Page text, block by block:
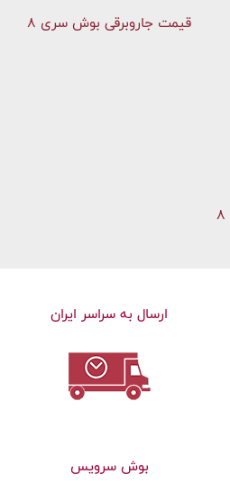
قیمت جاروبرقی بوش سری ۸
ارسال به سراسر ایران
بوش سرویس